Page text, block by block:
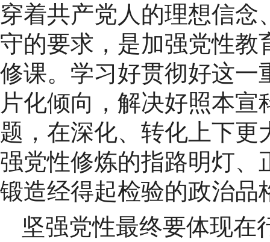
穿着共产党人的理想信
守的要求，是加强党性教
修课。学习好贯彻好这一
片化倾向，解决好照本
题，在深化、转化上下
强党性修炼的指路明灯、
锻造经得起检验的政治品
坚强党性最终要体现在